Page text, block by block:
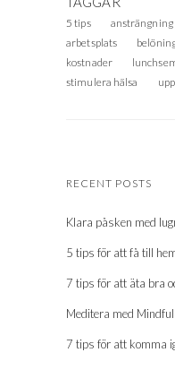
5 tips ansträngning
arbetsplats
kostnader
stimulera hälsa
RECENT POSTS
Klara påsken med
5 tips för att få till
7 tips för att äta bra
Meditera med
7 tips för att komma